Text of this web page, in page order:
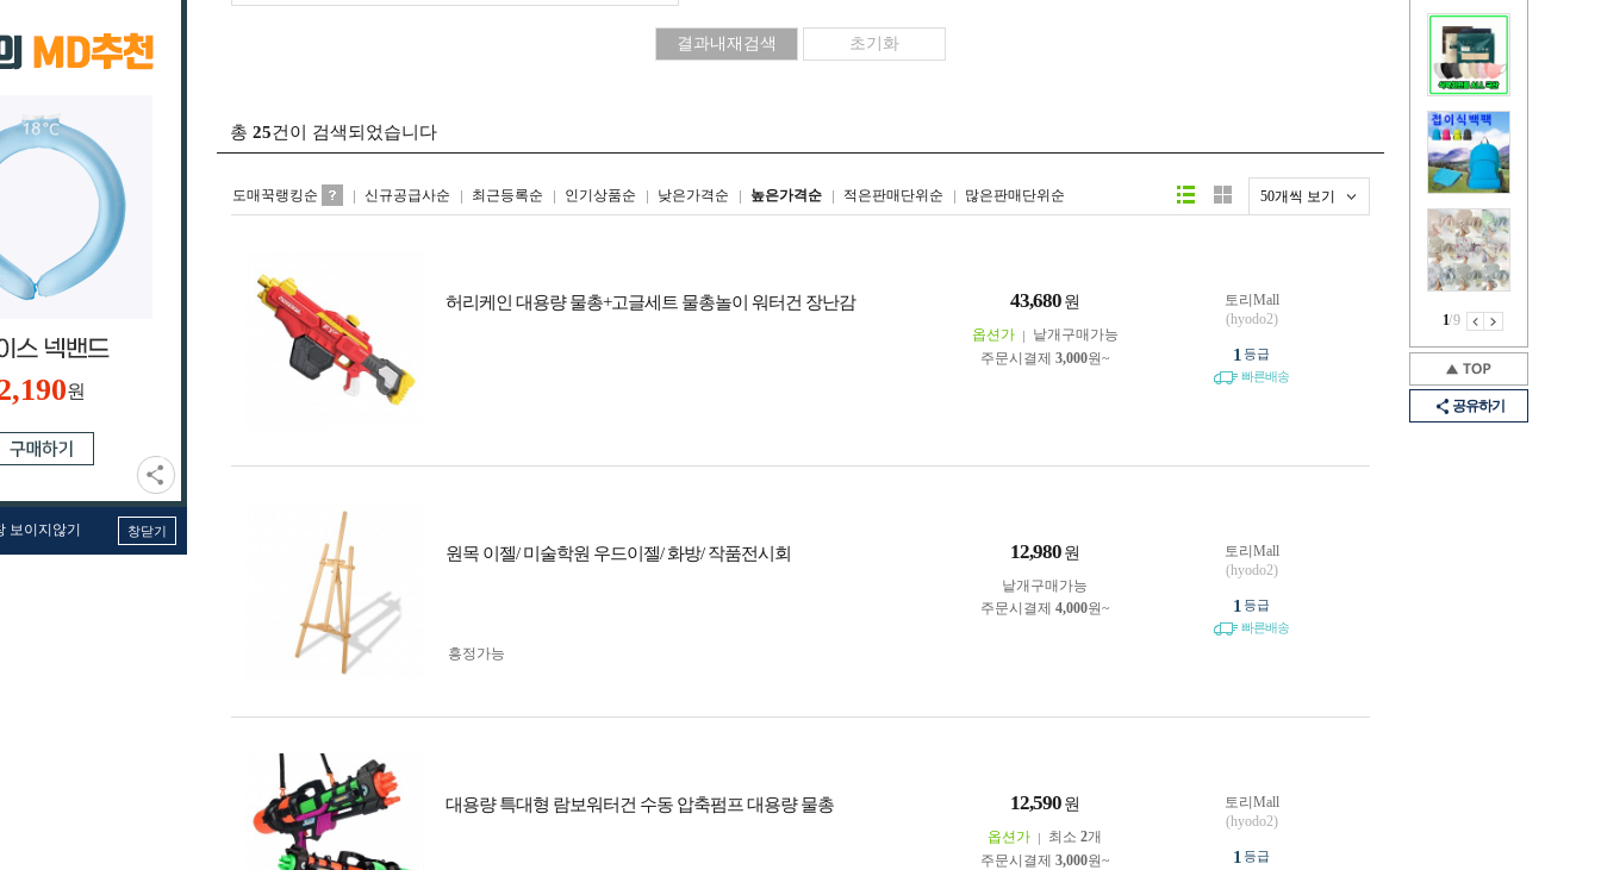
원
보이지않기 창닫기
1/9
공유하기
총 25건이 검색되었습니다
도매꾹랭킹순 신규공급사순 최근등록순 인기상품순 낮은가격순 높은가격순 적은판매단위순 많은판매단위순 50개씩 보기
리스트형갤러리형
허리케인 대용량 물총+고글세트 물총놀이 워터건 장난감 43,680 원
옵션가
낱개구매가능
주문시결제 3,000원~
토리Mall
(hyodo2)
1 등급
빠른배송
원목 이젤/ 미술학원 우드이젤/ 화방/ 작품전시회 12,980 원
낱개구매가능
주문시결제 4,000원~
흥정가능
토리Mall
(hyodo2)
1 등급
빠른배송
대용량 특대형 람보워터건 수동 압축펌프 대용량 물총 12,590 원
옵션가 최소 2개
주문시결제 3,000원~
토리Mall
(hyodo2)
1 등급